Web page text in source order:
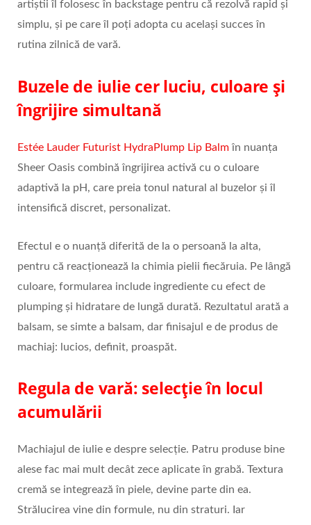
artiștii îl folosesc în backstage pentru că rezolvă rapid și
simplu, și pe care îl poți adopta cu același succes în
rutina zilnică de vară.
Buzele de iulie cer luciu, culoare și
îngrijire simultană
Estée Lauder Futurist HydraPlump Lip Balm în nuanța
Sheer Oasis combină îngrijirea activă cu o culoare
adaptivă la pH, care preia tonul natural al buzelor și îl
intensifică discret, personalizat.
Efectul e o nuanță diferită de la o persoană la alta,
pentru că reacționează la chimia pielii fiecăruia. Pe lângă
culoare, formularea include ingrediente cu efect de
plumping și hidratare de lungă durată. Rezultatul arată a
balsam, se simte a balsam, dar finisajul e de produs de
machiaj: lucios, definit, proaspăt.
Regula de vară: selecție în locul
acumulării
Machiajul de iulie e despre selecție. Patru produse bine
alese fac mai mult decât zece aplicate în grabă. Textura
cremă se integrează în piele, devine parte din ea.
Strălucirea vine din formule, nu din straturi. Iar